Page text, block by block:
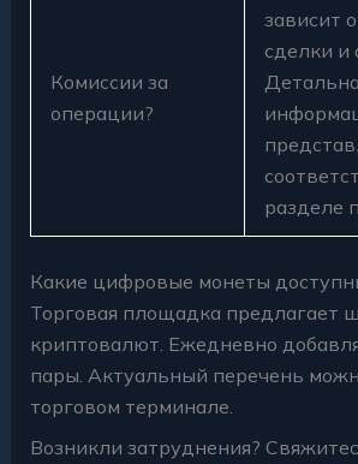
Комиссии за
операции?
зависит
сделки и
разделе
Какие цифровые монеты
Торговая площадка предлагает
криптовалют. Ежедневно
пары. Актуальный перечень
торговом терминале.
Возникли затруднения?